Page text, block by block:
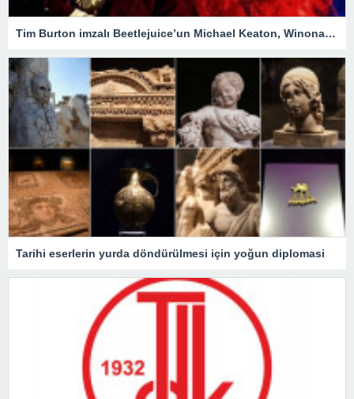
Tim Burton imzalı Beetlejuice’un Michael Keaton, Winona Ryder ve Jenna Ortega’lı devam filmi geliyor
Tarihi eserlerin yurda döndürülmesi için yoğun diplomasi